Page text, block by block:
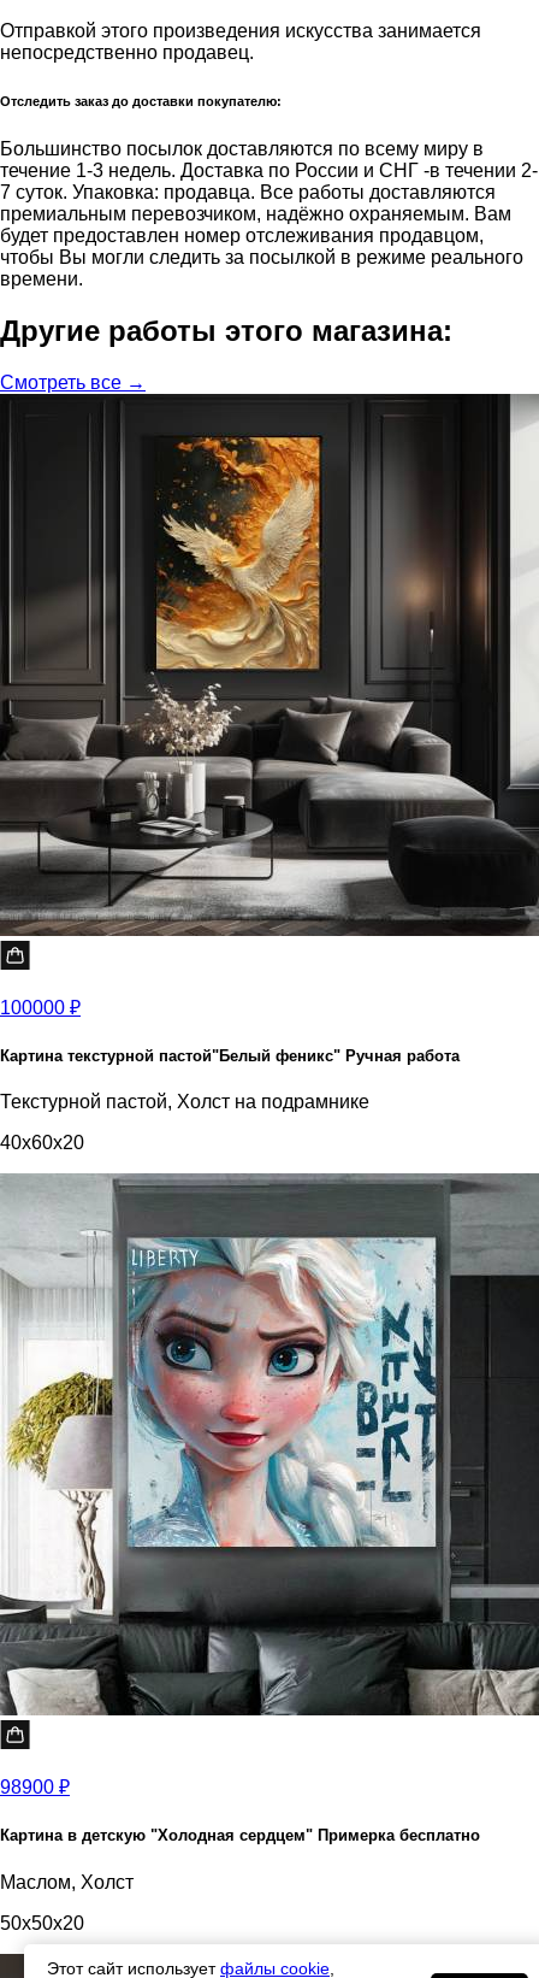
Отправкой этого произведения искусства занимается
непосредственно продавец.
Отследить заказ до доставки покупателю:
Большинство посылок доставляются по всему миру в
течение 1-3 недель. Доставка по России и СНГ -в течении 2-
7 суток. Упаковка: продавца. Все работы доставляются
премиальным перевозчиком, надёжно охраняемым. Вам
будет предоставлен номер отслеживания продавцом,
чтобы Вы могли следить за посылкой в режиме реального
времени.
Другие работы этого магазина:
Смотреть все →
100000 ₽
Картина текстурной пастой"Белый феникс" Ручная работа
Текстурной пастой, Холст на подрамнике
40x60x20
98900 ₽
Картина в детскую "Холодная сердцем" Примерка бесплатно
Маслом, Холст
50x50x20
Этот сайт используетфайлы cookie